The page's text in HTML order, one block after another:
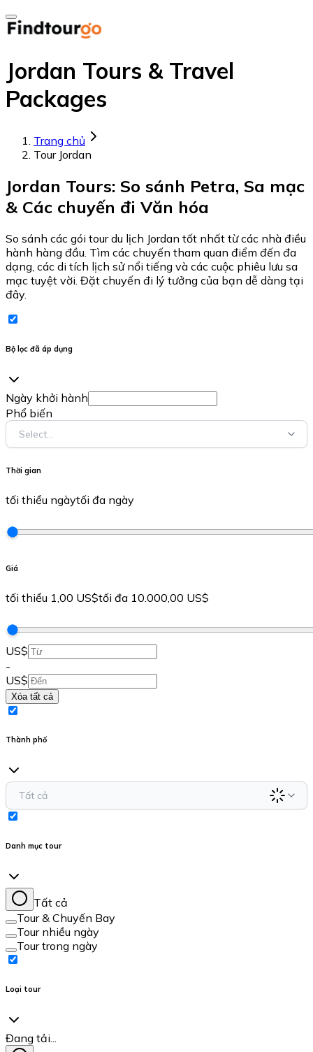
Jordan Tours & Travel
Packages
Trang chủ
Tour Jordan
Jordan Tours: So sánh Petra, Sa mạc
& Các chuyến đi Văn hóa
So sánh các gói tour du lịch Jordan tốt nhất từ các nhà điều
hành hàng đầu. Tìm các chuyến tham quan điểm đến đa
dạng, các di tích lịch sử nổi tiếng và các cuộc phiêu lưu sa
mạc tuyệt vời. Đặt chuyến đi lý tưởng của bạn dễ dàng tại
đây.
Bộ lọc đã áp dụng
Ngày khởi hành
Phổ biến
Select...
Thời gian
tối thiểu ngàytối đa ngày
Giá
tối thiểu 1,00 US$tối đa 10.000,00 US$
US$
-
US$
Xóa tất cả
Thành phố
Tất cả
Danh mục tour
Tất cả
Tour & Chuyến Bay
Tour nhiều ngày
Tour trong ngày
Loại tour
Đang tải...